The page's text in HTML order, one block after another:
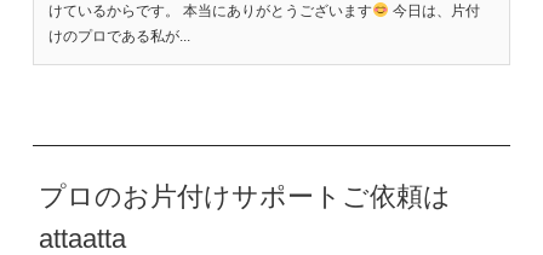
けているからです。 本当にありがとうございます
今日は、片付
けのプロである私が...
プロのお片付けサポートご依頼は
attaatta